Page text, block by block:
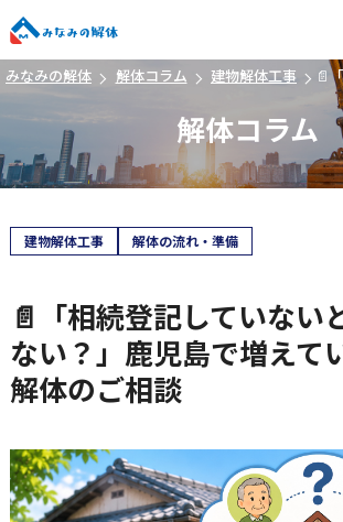
みなみの解体 解体コラム 建物解体工事 📄
解体コラム
建物解体工事 解体の流れ・準備
📄「相続登記していない
ない？」鹿児島で増えて
解体のご相談